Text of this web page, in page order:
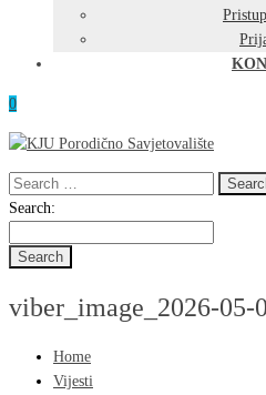
0
Search
for:
Search
Search:
viber_image_2026-05-
Home
Vijesti